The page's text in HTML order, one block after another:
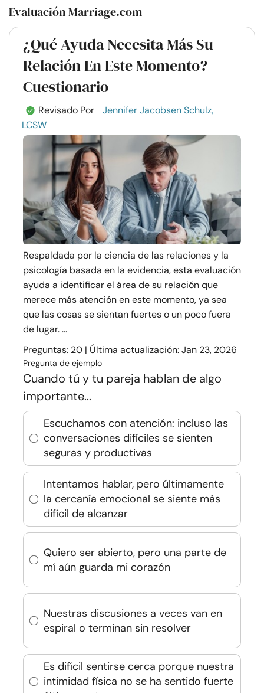
Evaluación Marriage.com
¿Qué Ayuda Necesita Más Su
Relación En Este Momento?
Cuestionario
Revisado Por
Jennifer Jacobsen Schulz,
LCSW
Respaldada por la ciencia de las relaciones y la
psicología basada en la evidencia, esta evaluación
ayuda a identificar el área de su relación que
merece más atención en este momento, ya sea
que las cosas se sientan fuertes o un poco fuera
de lugar. ...
Preguntas: 20 | Última actualización: Jan 23, 2026
Pregunta de ejemplo
Cuando tú y tu pareja hablan de algo
importante...
Escuchamos con atención: incluso las
conversaciones difíciles se sienten
seguras y productivas
Intentamos hablar, pero últimamente
la cercanía emocional se siente más
difícil de alcanzar
Quiero ser abierto, pero una parte de
mí aún guarda mi corazón
Nuestras discusiones a veces van en
espiral o terminan sin resolver
Es difícil sentirse cerca porque nuestra
intimidad física no se ha sentido fuerte